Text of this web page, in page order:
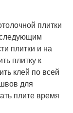
плитки
плитки и на
плитку к
клей по всей
для
плите время